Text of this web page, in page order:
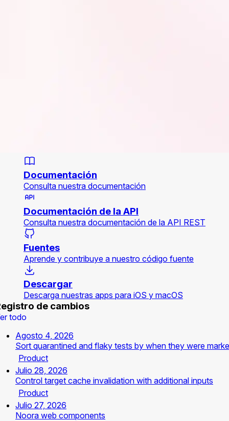
Documentación
Consulta nuestra documentación
Documentación de la API
Consulta nuestra documentación de la API REST
Fuentes
Aprende y contribuye a nuestro código fuente
Descargar
Descarga nuestras apps para iOS y macOS
de cambios
todo
Agosto 4, 2026
Sort quarantined and flaky tests by when they were
Product
Julio 28, 2026
Control target cache invalidation with additional inputs
Product
Julio 27, 2026
Noora web components